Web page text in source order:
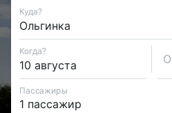
Куда?
Когда?
Пассажиры